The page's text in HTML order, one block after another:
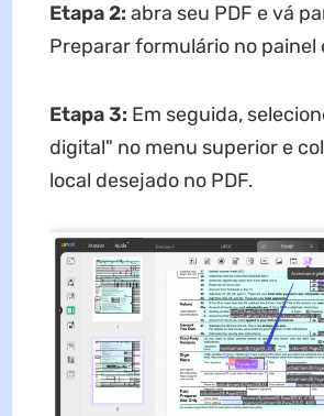
Etapa 2: abra seu PDF e vá
Preparar formulário no painel
Etapa 3: Em seguida,
digital" no menu superior e
local desejado no PDF.